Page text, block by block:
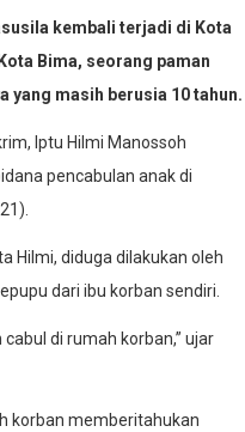
kembali terjadi di Kota
Bima, seorang paman
yang masih berusia 10 tahun.
Iptu Hilmi Manossoh
pencabulan anak di
Hilmi, diduga dilakukan oleh
dari ibu korban sendiri.
di rumah korban,” ujar
korban memberitahukan